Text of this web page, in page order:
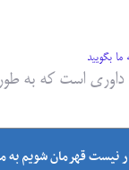
بگویید
است که به طور
نیست قهرمان شویم به